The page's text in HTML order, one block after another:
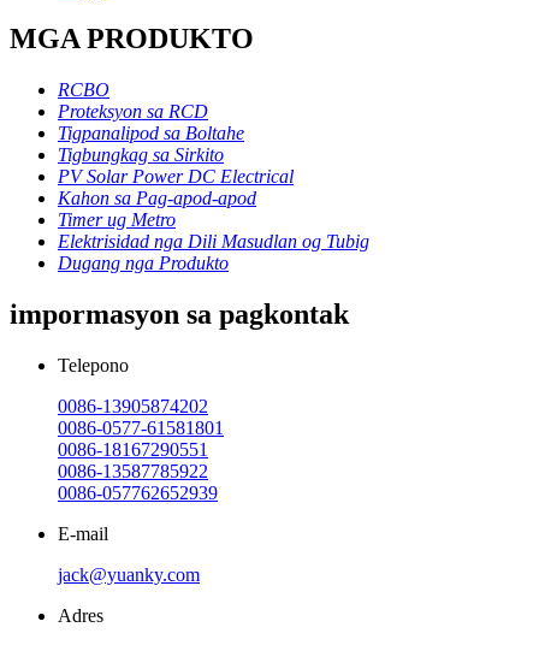
MGA PRODUKTO
RCBO
Proteksyon sa RCD
Tigpanalipod sa Boltahe
Tigbungkag sa Sirkito
PV Solar Power DC Electrical
Kahon sa Pag-apod-apod
Timer ug Metro
Elektrisidad nga Dili Masudlan og Tubig
Dugang nga Produkto
impormasyon sa pagkontak
Telepono
0086-13905874202
0086-0577-61581801
0086-18167290551
0086-13587785922
0086-057762652939
E-mail
jack@yuanky.com
Adres